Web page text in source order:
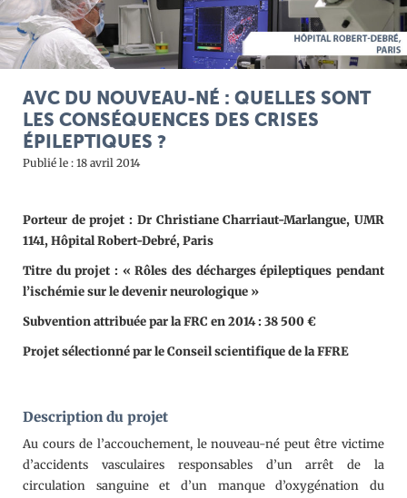
AVC DU NOUVEAU-NÉ : QUELLES SONT
LES CONSÉQUENCES DES CRISES
ÉPILEPTIQUES ?
Publié le : 18 avril 2014
Porteur de projet : Dr Christiane Charriaut-Marlangue, UMR
1141, Hôpital Robert-Debré, Paris
Titre du projet : « Rôles des décharges épileptiques pendant
l’ischémie sur le devenir neurologique »
Subvention attribuée par la FRC en 2014 : 38 500 €
Projet sélectionné par le Conseil scientifique de la FFRE
Description du projet
Au cours de l’accouchement, le nouveau-né peut être victime
d’accidents vasculaires responsables d’un arrêt de la
circulation sanguine et d’un manque d’oxygénation du